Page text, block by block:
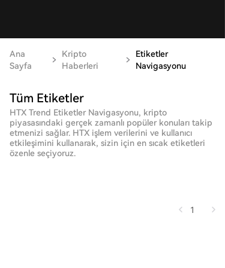
Ana
Sayfa
Kripto
Haberleri
Etiketler
Navigasyonu
Tüm Etiketler
HTX Trend Etiketler Navigasyonu, kripto
piyasasındaki gerçek zamanlı popüler konuları takip
etmenizi sağlar. HTX işlem verilerini ve kullanıcı
etkileşimini kullanarak, sizin için en sıcak etiketleri
özenle seçiyoruz.
1